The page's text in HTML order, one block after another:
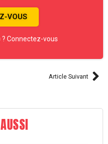
VOUS
? Connectez-vous
Article Suivant